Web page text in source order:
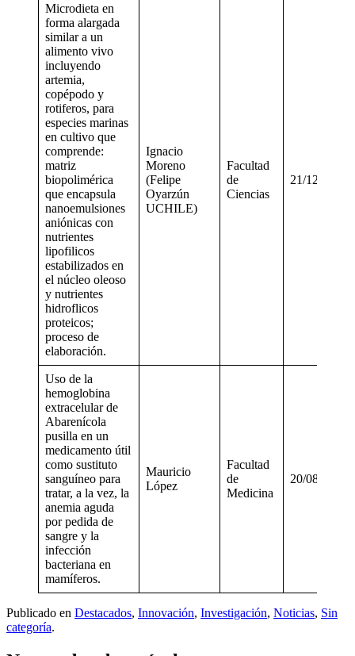
Microdieta en
forma alargada
similar a un
alimento vivo
incluyendo
artemia,
copépodo y
rotiferos, para
especies marinas
en cultivo que
comprende:
matriz
biopolimérica
que encapsula
nanoemulsiones
aniónicas con
nutrientes
lipofilicos
estabilizados en
el núcleo oleoso
y nutrientes
hidroflicos
proteicos;
proceso de
elaboración.
Ignacio
Moreno
(Felipe
Oyarzún
UCHILE)
Facultad
de
Ciencias
21/12/2016
Uso de la
hemoglobina
extracelular de
Abarenícola
pusilla en un
medicamento útil
como sustituto
sanguíneo para
tratar, a la vez, la
anemia aguda
por pedida de
sangre y la
infección
bacteriana en
mamíferos.
Mauricio
López
Facultad
de
Medicina
20/08/2018
Publicado en Destacados, Innovación, Investigación, Noticias, Sin
categoría.